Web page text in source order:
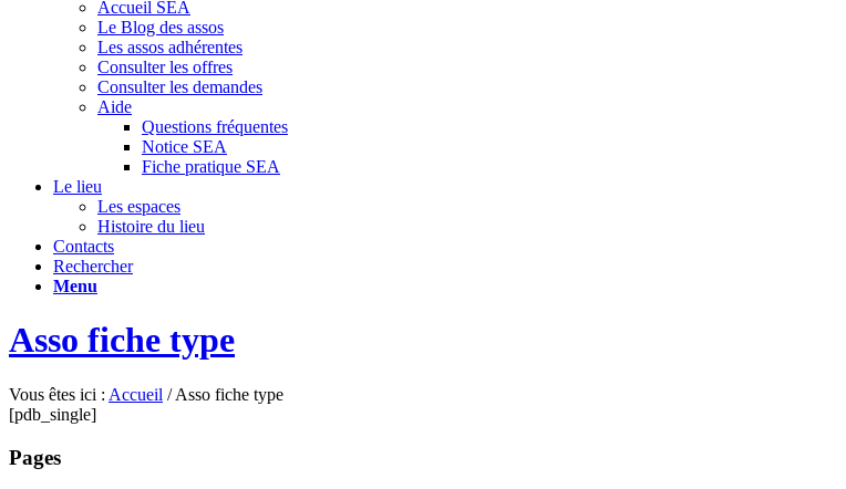
Accueil SEA
Le Blog des assos
Les assos adhérentes
Consulter les offres
Consulter les demandes
Aide
Questions fréquentes
Notice SEA
Fiche pratique SEA
Le lieu
Les espaces
Histoire du lieu
Contacts
Rechercher
Menu
Asso fiche type
Vous êtes ici : Accueil / Asso fiche type
[pdb_single]
Pages